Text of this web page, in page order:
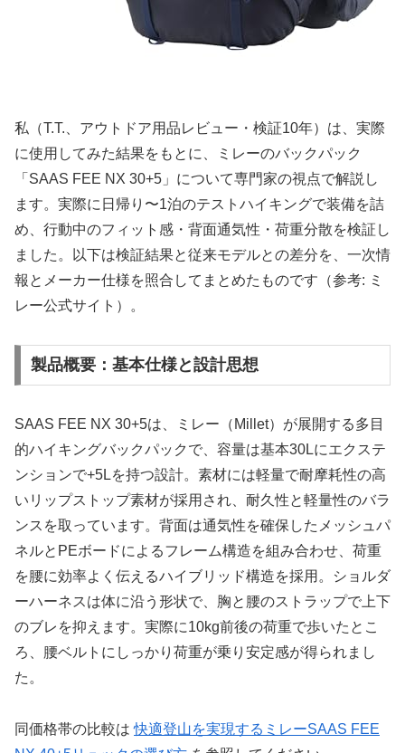
私（T.T.、アウトドア用品レビュー・検証10年）は、実際
に使用してみた結果をもとに、ミレーのバックパック
「SAAS FEE NX 30+5」について専門家の視点で解説し
ます。実際に日帰り〜1泊のテストハイキングで装備を詰
め、行動中のフィット感・背面通気性・荷重分散を検証し
ました。以下は検証結果と従来モデルとの差分を、一次情
報とメーカー仕様を照合してまとめたものです（参考: ミ
レー公式サイト）。
製品概要：基本仕様と設計思想
SAAS FEE NX 30+5は、ミレー（Millet）が展開する多目
的ハイキングバックパックで、容量は基本30Lにエクステ
ンションで+5Lを持つ設計。素材には軽量で耐摩耗性の高
いリップストップ素材が採用され、耐久性と軽量性のバラ
ンスを取っています。背面は通気性を確保したメッシュパ
ネルとPEボードによるフレーム構造を組み合わせ、荷重
を腰に効率よく伝えるハイブリッド構造を採用。ショルダ
ーハーネスは体に沿う形状で、胸と腰のストラップで上下
のブレを抑えます。実際に10kg前後の荷重で歩いたとこ
ろ、腰ベルトにしっかり荷重が乗り安定感が得られまし
た。
同価格帯の比較は快適登山を実現するミレーSAAS FEE